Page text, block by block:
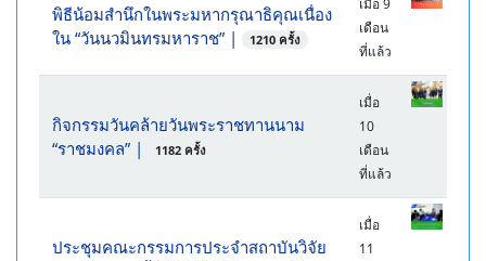
พิธีน้อมสำนึกในพระมหากรุณาธิคุณเนื่อง
ใน “วันนวมินทรมหาราช” | 1210 ครั้ง
เมื่อ 9
เดือน
ที่แล้ว
กิจกรรมวันคล้ายวันพระราชทานนาม
“ราชมงคล” | 1182 ครั้ง
เมื่อ
10
เดือน
ที่แล้ว
ประชุมคณะกรรมการประจำสถาบันวิจัย
เมื่อ
11